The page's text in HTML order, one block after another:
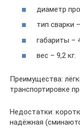
диаметр
тип сварки
габариты –
вес – 9,2 кг.
Преимущества:
транспортировке
Недостатки:
надёжная